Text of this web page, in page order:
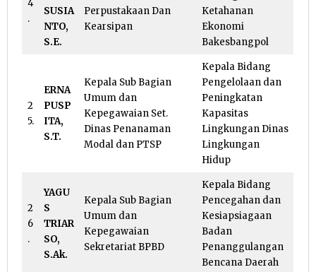
4
.
SUSIA
NTO,
S.E.
Perpustakaan Dan
Kearsipan
Ketahanan
Ekonomi
Bakesbangpol
2
5.
ERNA
PUSP
ITA,
S.T.
Kepala Sub Bagian
Umum dan
Kepegawaian Set.
Dinas Penanaman
Modal dan PTSP
Kepala Bidang
Pengelolaan dan
Peningkatan
Kapasitas
Lingkungan Dinas
Lingkungan
Hidup
2
6
.
YAGU
S
TRIAR
SO,
S.Ak.
Kepala Sub Bagian
Umum dan
Kepegawaian
Sekretariat BPBD
Kepala Bidang
Pencegahan dan
Kesiapsiagaan
Badan
Penanggulangan
Bencana Daerah